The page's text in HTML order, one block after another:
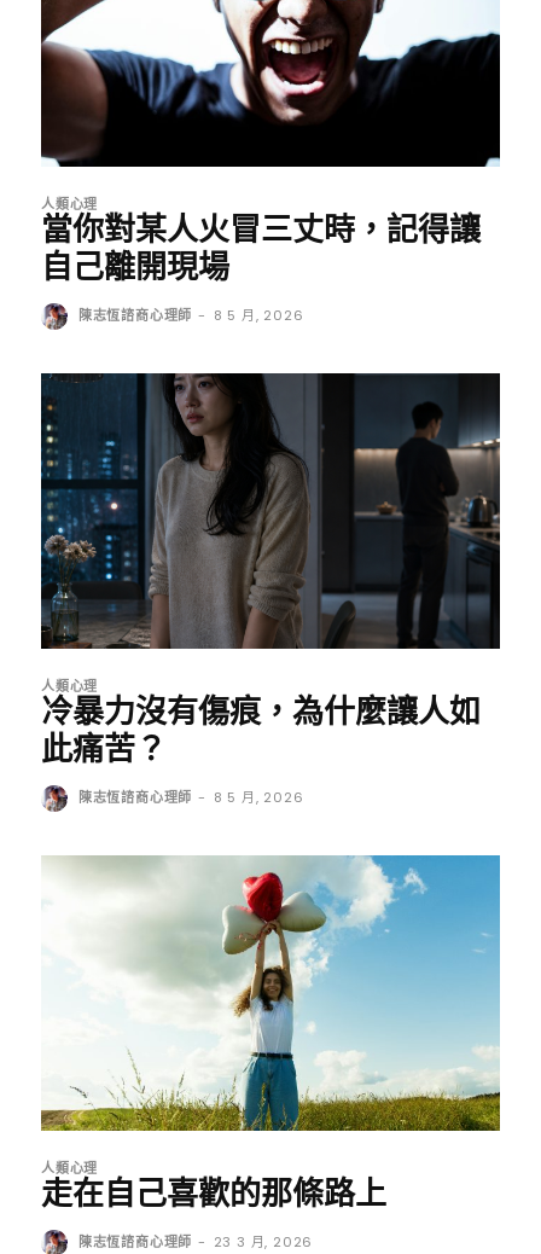
人類心理
當你對某人火冒三丈時，記得讓
自己離開現場
陳志恆諮商心理師 - 8 5 月, 2026
人類心理
冷暴力沒有傷痕，為什麼讓人如
此痛苦？
陳志恆諮商心理師 - 8 5 月, 2026
人類心理
走在自己喜歡的那條路上
陳志恆諮商心理師 - 23 3 月, 2026